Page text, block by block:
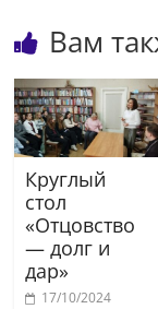
Вам
Круглый
стол
«Отцовство
— долг и
дар»
17/10/2024